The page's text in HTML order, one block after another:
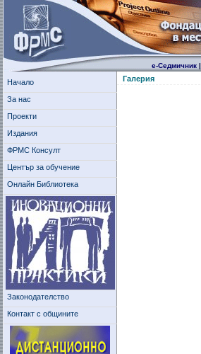
е-Седмичник|
Начало
За нас
Проекти
Издания
ФРМС Консулт
Център за обучение
Онлайн Библиотека
Законодателство
Контакт с общините
Галерия